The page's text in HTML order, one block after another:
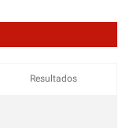
Resultados